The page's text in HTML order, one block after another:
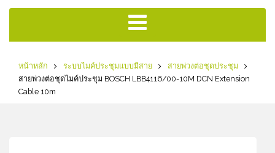
หน้าหลัก ระบบไมค์ประชุมแบบมีสาย
สายพ่วงต่อชุดประชุม
สายพ่วงต่อชุดไมค์ประชุม BOSCH LBB4116/00-10M DCN Extension
Cable 10m